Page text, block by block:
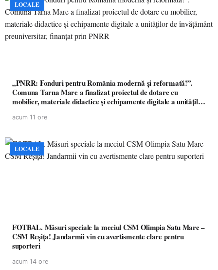
LOCALE
„PNRR: Fonduri pentru România modernă și reformată!”.
Comuna Tarna Mare a finalizat proiectul de dotare cu
mobilier, materiale didactice și echipamente digitale a unităților
acum 11 ore
LOCALE
FOTBAL. Măsuri speciale la meciul CSM Olimpia Satu Mare –
CSM Reșița! Jandarmii vin cu avertismente clare pentru
suporteri
acum 14 ore